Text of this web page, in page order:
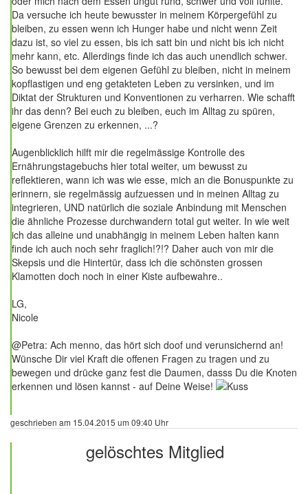
Da versuche ich heute bewusster in meinem Körpergefühl zu
bleiben, zu essen wenn ich Hunger habe und nicht wenn Zeit
dazu ist, so viel zu essen, bis ich satt bin und nicht bis ich nicht
mehr kann, etc. Allerdings finde ich das auch unendlich schwer.
So bewusst bei dem eigenen Gefühl zu bleiben, nicht in meinem
kopflastigen und eng getakteten Leben zu versinken, und im
Diktat der Strukturen und Konventionen zu verharren. Wie schafft
ihr das denn? Bei euch zu bleiben, euch im Alltag zu spüren,
eigene Grenzen zu erkennen, ...?
Augenblicklich hilft mir die regelmässige Kontrolle des
Ernährungstagebuchs hier total weiter, um bewusst zu
reflektieren, wann ich was wie esse, mich an die Bonuspunkte zu
erinnern, sie regelmässig aufzuessen und in meinen Alltag zu
integrieren, UND natürlich die soziale Anbindung mit Menschen
die ähnliche Prozesse durchwandern total gut weiter. In wie weit
ich das alleine und unabhängig in meinem Leben halten kann
finde ich auch noch sehr fraglich!?!? Daher auch von mir die
Skepsis und die Hintertür, dass ich die schönsten grossen
Klamotten doch noch in einer Kiste aufbewahre..
LG,
Nicole
@Petra: Ach menno, das hört sich doof und verunsichernd an!
Wünsche Dir viel Kraft die offenen Fragen zu tragen und zu
bewegen und drücke ganz fest die Daumen, dasss Du die Knoten
erkennen und lösen kannst - auf Deine Weise!
geschrieben am 15.04.2015 um 09:40 Uhr
gelöschtes Mitglied